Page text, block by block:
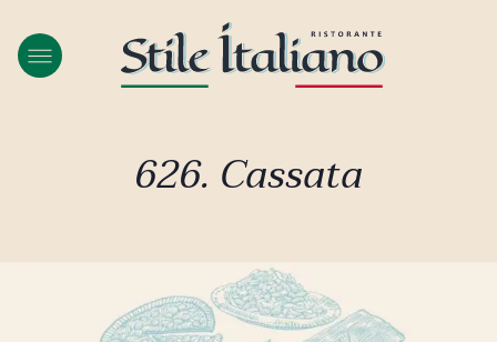
626. Cassata